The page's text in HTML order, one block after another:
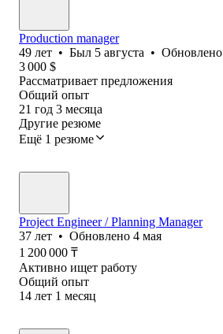
Production manager
49 лет • Был 5 августа • Обновлено
3 000 $
Рассматривает предложения
Общий опыт
21 год 3 месяца
Другие резюме
Ещё 1 резюме
Project Engineer / Planning Manager
37 лет • Обновлено 4 мая
1 200 000 ₸
Активно ищет работу
Общий опыт
14 лет 1 месяц